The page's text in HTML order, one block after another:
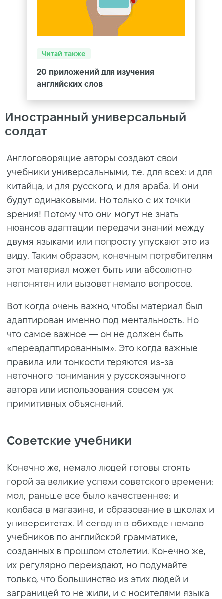
Читай также
20 приложений для изучения
английских слов
Иностранный универсальный
солдат
Англоговорящие авторы создают свои
учебники универсальными, т.е. для всех: и для
китайца, и для русского, и для араба. И они
будут одинаковыми. Но только с их точки
зрения! Потому что они могут не знать
нюансов адаптации передачи знаний между
двумя языками или попросту упускают это из
виду. Таким образом, конечным потребителям
этот материал может быть или абсолютно
непонятен или вызовет немало вопросов.
Вот когда очень важно, чтобы материал был
адаптирован именно под ментальность. Но
что самое важное — он не должен быть
«переадаптированным». Это когда важные
правила или тонкости теряются из-за
неточного понимания у русскоязычного
автора или использования совсем уж
примитивных объяснений.
Советские учебники
Конечно же, немало людей готовы стоять
горой за великие успехи советского времени:
мол, раньше все было качественнее: и
колбаса в магазине, и образование в школах и
университетах. И сегодня в обиходе немало
учебников по английской грамматике,
созданных в прошлом столетии. Конечно же,
их регулярно переиздают, но подумайте
только, что большинство из этих людей и
заграницей то не жили, и с носителями языка